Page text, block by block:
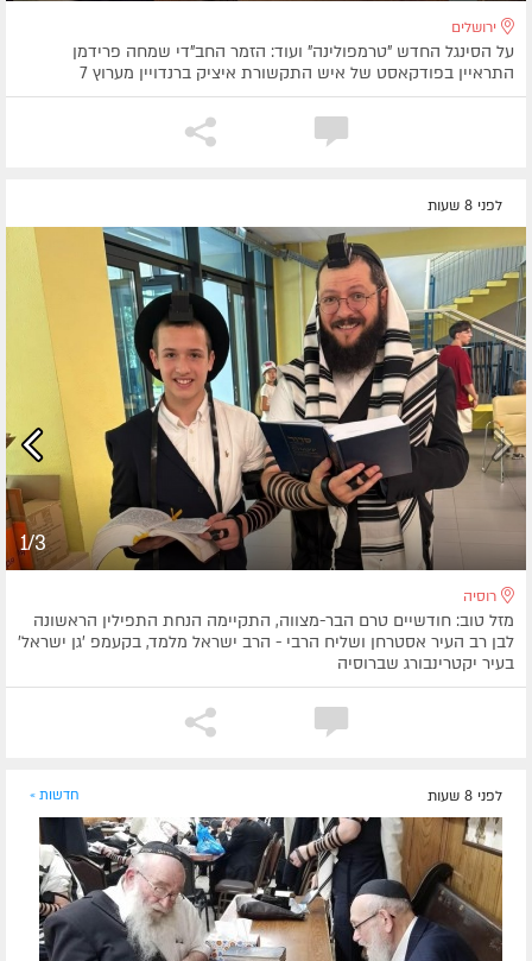
ירושלים
על הסינגל החדש "טרמפולינה" ועוד: הזמר החב"די שמחה פרידמן
התראיין בפודקאסט של איש התקשורת איציק ברנדויין מערוץ 7
לפני 8 שעות
1/3
רוסיה
מזל טוב: חודשיים טרם הבר-מצווה, התקיימה הנחת התפילין הראשונה
לבן רב העיר אסטרחן ושליח הרבי - הרב ישראל מלמד, בקעמפ 'גן ישראל'
בעיר יקטרינבורג שברוסיה
לפני 8 שעות חדשות »